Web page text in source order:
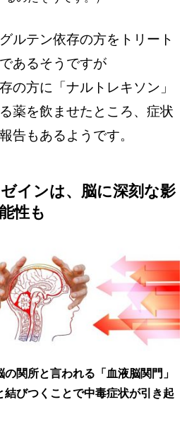
ルテン依存の方をトリート
あるそうですが
の方に「ナルトレキソン」
薬を飲ませたところ、症状
告もあるようです。
インは、脳に深刻な影
性も
関所と言われる「血液脳関門」
結びつくことで中毒症状が引き起